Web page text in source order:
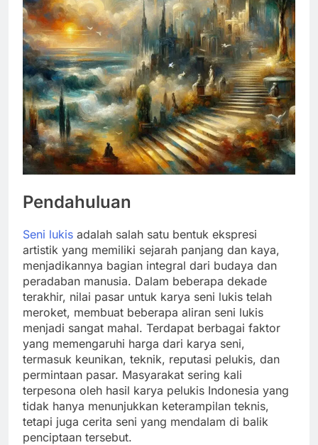
Pendahuluan
Seni lukis adalah salah satu bentuk ekspresi
artistik yang memiliki sejarah panjang dan kaya,
menjadikannya bagian integral dari budaya dan
peradaban manusia. Dalam beberapa dekade
terakhir, nilai pasar untuk karya seni lukis telah
meroket, membuat beberapa aliran seni lukis
menjadi sangat mahal. Terdapat berbagai faktor
yang memengaruhi harga dari karya seni,
termasuk keunikan, teknik, reputasi pelukis, dan
permintaan pasar. Masyarakat sering kali
terpesona oleh hasil karya pelukis Indonesia yang
tidak hanya menunjukkan keterampilan teknis,
tetapi juga cerita seni yang mendalam di balik
penciptaan tersebut.